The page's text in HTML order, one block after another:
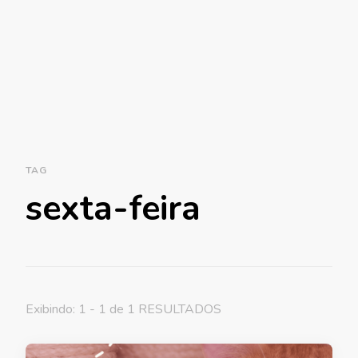
TAG
sexta-feira
Exibindo: 1 - 1 de 1 RESULTADOS